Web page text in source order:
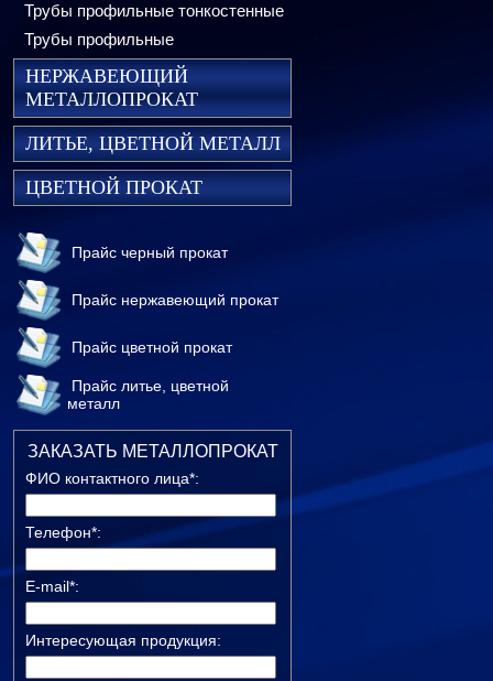
Трубы профильные тонкостенные
Трубы профильные
НЕРЖАВЕЮЩИЙ
МЕТАЛЛОПРОКАТ
ЛИТЬЕ, ЦВЕТНОЙ МЕТАЛЛ
ЦВЕТНОЙ ПРОКАТ
Прайс черный прокат
Прайс нержавеющий прокат
Прайс цветной прокат
Прайс литье, цветной
металл
ЗАКАЗАТЬ МЕТАЛЛОПРОКАТ
ФИО контактного лица*:
Телефон*:
E-mail*:
Интересующая продукция: